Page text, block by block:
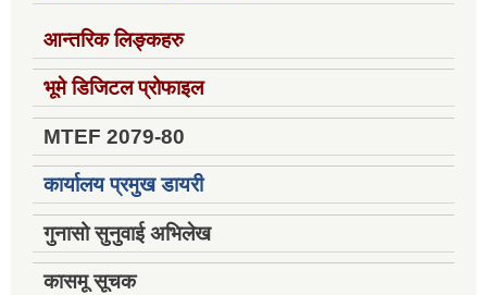
आन्तरिक लिङ्कहरु
भूमे डिजिटल प्रोफाइल
MTEF 2079-80
कार्यालय प्रमुख डायरी
गुनासो सुनुवाई अभिलेख
कासमू सूचक